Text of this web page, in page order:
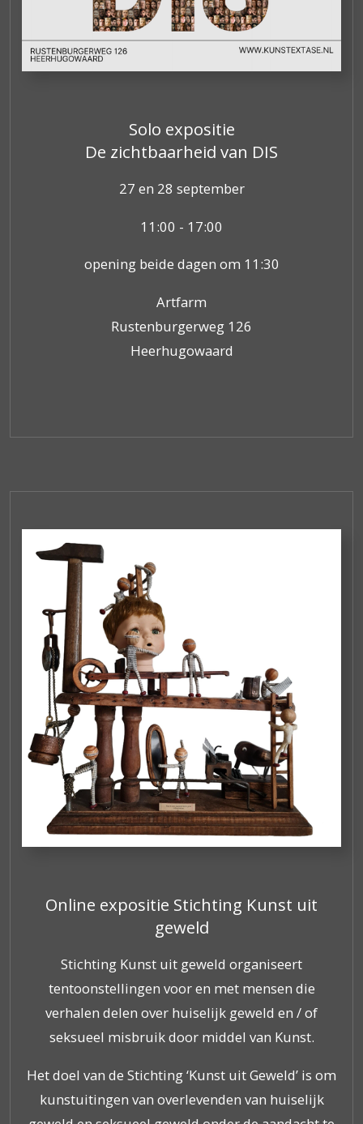
Solo expositie
De zichtbaarheid van DIS
27 en 28 september
11:00 - 17:00
opening beide dagen om 11:30
Artfarm
Rustenburgerweg 126
Heerhugowaard
Online expositie Stichting Kunst uit
geweld
Stichting Kunst uit geweld organiseert
tentoonstellingen voor en met mensen die
verhalen delen over huiselijk geweld en / of
seksueel misbruik door middel van Kunst.
Het doel van de Stichting ‘Kunst uit Geweld’ is om
kunstuitingen van overlevenden van huiselijk